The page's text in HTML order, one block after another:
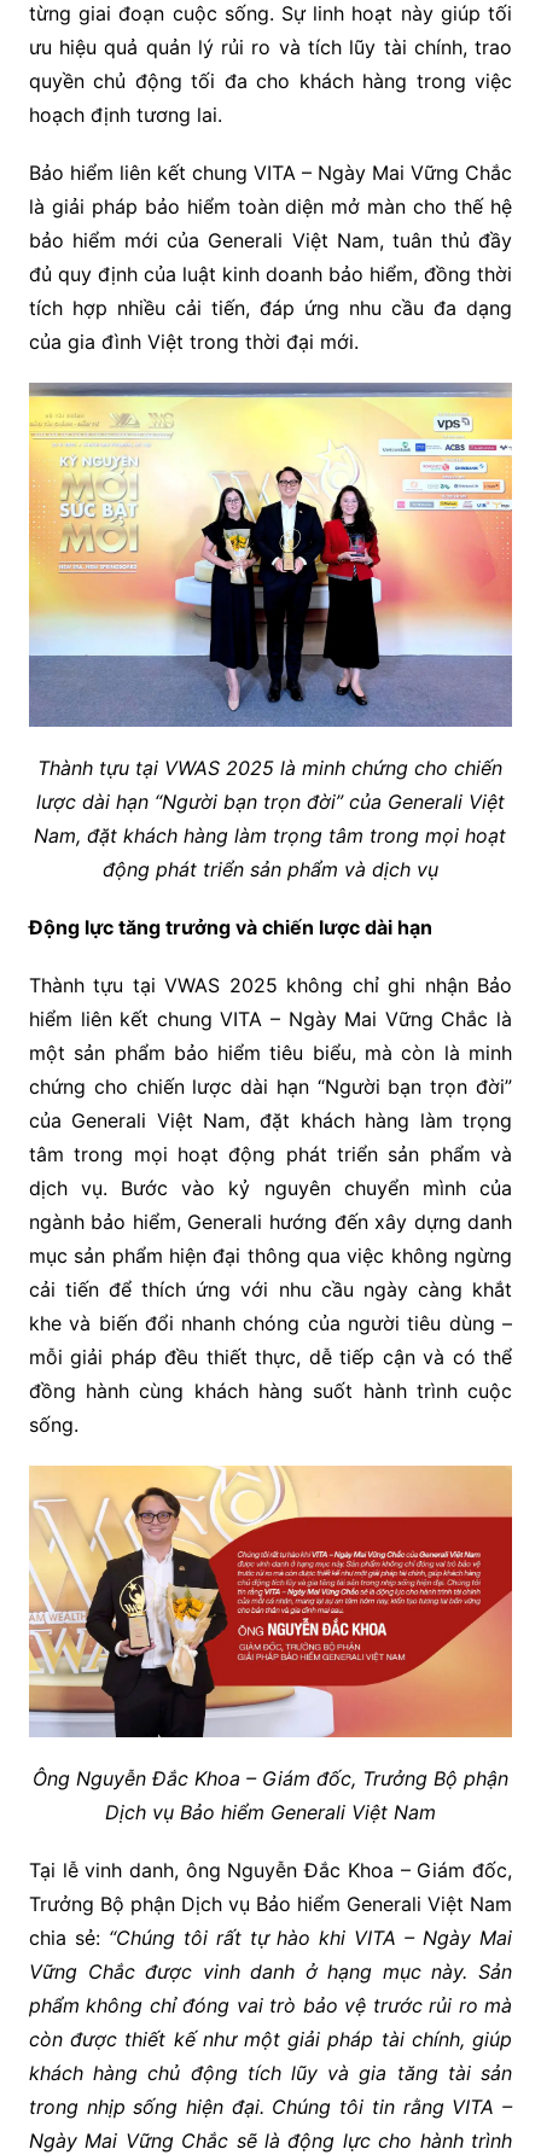
từng giai đoạn cuộc sống. Sự linh hoạt này giúp tối
ưu hiệu quả quản lý rủi ro và tích lũy tài chính, trao
quyền chủ động tối đa cho khách hàng trong việc
hoạch định tương lai.
Bảo hiểm liên kết chung VITA – Ngày Mai Vững Chắc
là giải pháp bảo hiểm toàn diện mở màn cho thế hệ
bảo hiểm mới của Generali Việt Nam, tuân thủ đầy
đủ quy định của luật kinh doanh bảo hiểm, đồng thời
tích hợp nhiều cải tiến, đáp ứng nhu cầu đa dạng
của gia đình Việt trong thời đại mới.
Thành tựu tại VWAS 2025 là minh chứng cho chiến
lược dài hạn “Người bạn trọn đời” của Generali Việt
Nam, đặt khách hàng làm trọng tâm trong mọi hoạt
động phát triển sản phẩm và dịch vụ
Động lực tăng trưởng và chiến lược dài hạn
Thành tựu tại VWAS 2025 không chỉ ghi nhận Bảo
hiểm liên kết chung VITA – Ngày Mai Vững Chắc là
một sản phẩm bảo hiểm tiêu biểu, mà còn là minh
chứng cho chiến lược dài hạn “Người bạn trọn đời”
của Generali Việt Nam, đặt khách hàng làm trọng
tâm trong mọi hoạt động phát triển sản phẩm và
dịch vụ. Bước vào kỷ nguyên chuyển mình của
ngành bảo hiểm, Generali hướng đến xây dựng danh
mục sản phẩm hiện đại thông qua việc không ngừng
cải tiến để thích ứng với nhu cầu ngày càng khắt
khe và biến đổi nhanh chóng của người tiêu dùng –
mỗi giải pháp đều thiết thực, dễ tiếp cận và có thể
đồng hành cùng khách hàng suốt hành trình cuộc
sống.
Ông Nguyễn Đắc Khoa – Giám đốc, Trưởng Bộ phận
Dịch vụ Bảo hiểm Generali Việt Nam
Tại lễ vinh danh, ông Nguyễn Đắc Khoa – Giám đốc,
Trưởng Bộ phận Dịch vụ Bảo hiểm Generali Việt Nam
chia sẻ: “Chúng tôi rất tự hào khi VITA – Ngày Mai
Vững Chắc được vinh danh ở hạng mục này. Sản
phẩm không chỉ đóng vai trò bảo vệ trước rủi ro mà
còn được thiết kế như một giải pháp tài chính, giúp
khách hàng chủ động tích lũy và gia tăng tài sản
trong nhịp sống hiện đại. Chúng tôi tin rằng VITA –
Ngày Mai Vững Chắc sẽ là động lực cho hành trình